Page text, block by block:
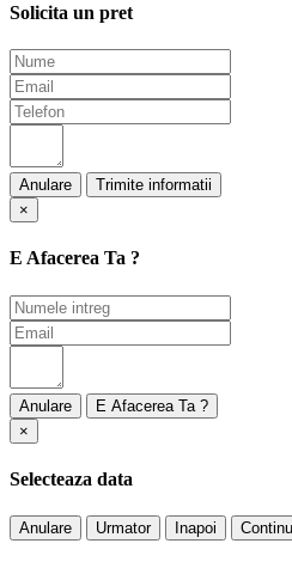
Solicita un pret
Anulare
×
E Afacerea Ta ?
Anulare
×
Selecteaza data
Anulare